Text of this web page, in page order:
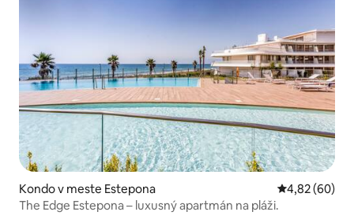
Kondo v meste Estepona Priemerné
4,82 (60)
The Edge Estepona – luxusný apartmán na pláži.